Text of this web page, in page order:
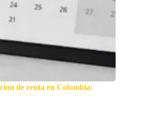
de renta en Colombia: